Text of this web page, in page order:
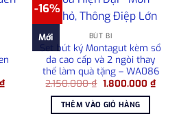
₫Giá
hiện
1.500.000 ₫.
-16%
Mới BÚT BI
Set bút ký Montagut kèm sổ
da cao cấp và 2 ngòi thay
thế làm quà tặng – WA086
2.150.000₫ Giá
là:
2.150.000 ₫.
1.800.000 ₫Giá
hiện
THÊM VÀO GIỎ HÀNG